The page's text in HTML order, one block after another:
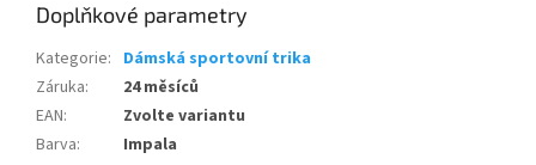
Doplňkové parametry
Kategorie: Dámská sportovní trika
Záruka:
24 měsíců
EAN:
Zvolte variantu
Barva: Impala
Powered by chaterimo